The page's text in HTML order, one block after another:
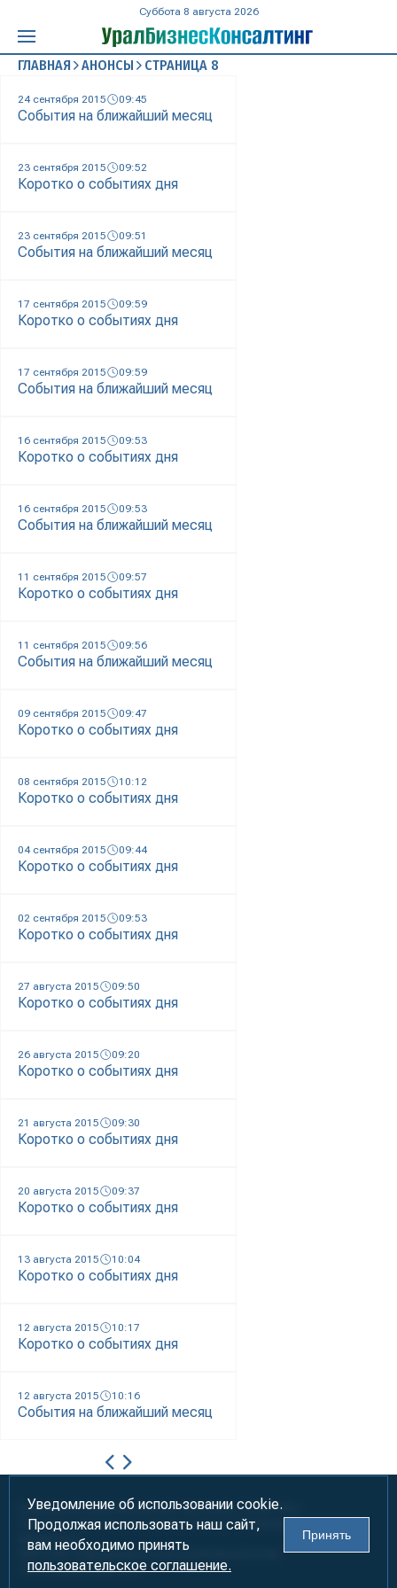
Суббота 8 августа 2026
ГЛАВНАЯ АНОНСЫ СТРАНИЦА 8
24 сентября 2015 09:45
События на ближайший месяц
23 сентября 2015 09:52
Коротко о событиях дня
23 сентября 2015 09:51
События на ближайший месяц
17 сентября 2015 09:59
Коротко о событиях дня
17 сентября 2015 09:59
События на ближайший месяц
16 сентября 2015 09:53
Коротко о событиях дня
16 сентября 2015 09:53
События на ближайший месяц
11 сентября 2015 09:57
Коротко о событиях дня
11 сентября 2015 09:56
События на ближайший месяц
09 сентября 2015 09:47
Коротко о событиях дня
08 сентября 2015 10:12
Коротко о событиях дня
04 сентября 2015 09:44
Коротко о событиях дня
02 сентября 2015 09:53
Коротко о событиях дня
27 августа 2015 09:50
Коротко о событиях дня
26 августа 2015 09:20
Коротко о событиях дня
21 августа 2015 09:30
Коротко о событиях дня
20 августа 2015 09:37
Коротко о событиях дня
13 августа 2015 10:04
Коротко о событиях дня
12 августа 2015 10:17
Коротко о событиях дня
12 августа 2015 10:16
События на ближайший месяц
Информация предназначена для лиц старше 18 лет (18+)
При использовании материалов ссылка на «УралБизнесКонсалтинг»
2000-2026 Информационно-аналитическое агентство
«УралБизнесКонсалтинг»
Уведомление об использовании cookie.
Продолжая использовать наш сайт,
вам необходимо принять
пользовательское соглашение.
Принять